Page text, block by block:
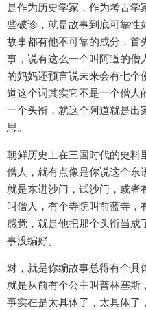
是作为历史学家，作为考古学
些破诊，就是故事到底可靠性
故事都有他不可靠的成分，首
事，说有这么一个叫阿道的僧
的妈妈还预言说未来会有七
道这个词其实它不是一个僧人
一个头衔，就这个阿道就是出
思。
朝鲜历史上在三国时代的史料
僧人，就有点像是你说这个东
就是东进沙门，试沙门，或者
叫僧人，有个寺院叫前蓝寺，
感觉，就是他把那个头衔当成
事没编好。
对，就是你编故事总得有个具
就是从前有个公主叫普林塞斯
事实在是太具体了，太具体